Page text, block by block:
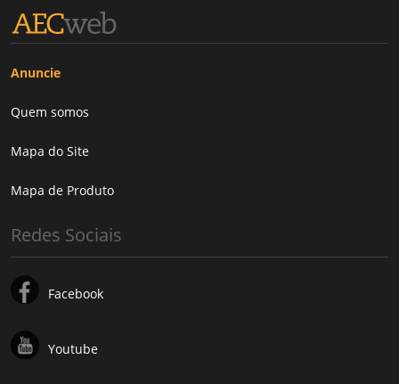
Anuncie
Quem somos
Mapa do Site
Mapa de Produto
Redes Sociais
Facebook
Youtube